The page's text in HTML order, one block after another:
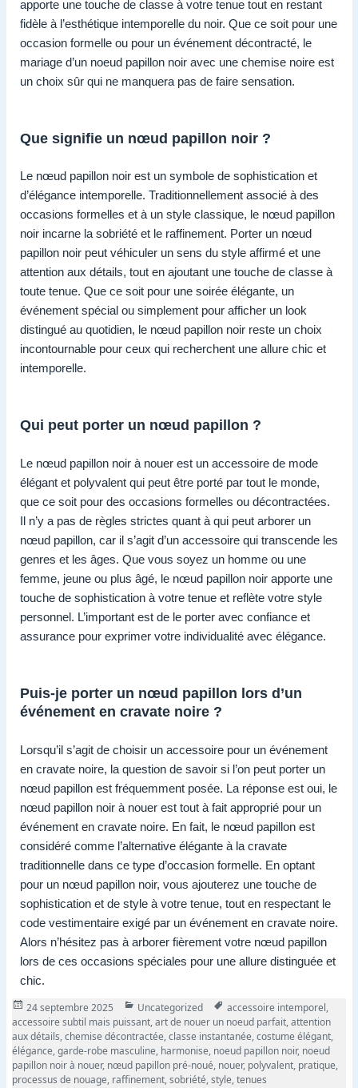
apporte une touche de classe à votre tenue tout en restant
fidèle à l’esthétique intemporelle du noir. Que ce soit pour une
occasion formelle ou pour un événement décontracté, le
mariage d’un noeud papillon noir avec une chemise noire est
un choix sûr qui ne manquera pas de faire sensation.
Que signifie un nœud papillon noir ?
Le nœud papillon noir est un symbole de sophistication et
d’élégance intemporelle. Traditionnellement associé à des
occasions formelles et à un style classique, le nœud papillon
noir incarne la sobriété et le raffinement. Porter un nœud
papillon noir peut véhiculer un sens du style affirmé et une
attention aux détails, tout en ajoutant une touche de classe à
toute tenue. Que ce soit pour une soirée élégante, un
événement spécial ou simplement pour afficher un look
distingué au quotidien, le nœud papillon noir reste un choix
incontournable pour ceux qui recherchent une allure chic et
intemporelle.
Qui peut porter un nœud papillon ?
Le nœud papillon noir à nouer est un accessoire de mode
élégant et polyvalent qui peut être porté par tout le monde,
que ce soit pour des occasions formelles ou décontractées.
Il n’y a pas de règles strictes quant à qui peut arborer un
nœud papillon, car il s’agit d’un accessoire qui transcende les
genres et les âges. Que vous soyez un homme ou une
femme, jeune ou plus âgé, le nœud papillon noir apporte une
touche de sophistication à votre tenue et reflète votre style
personnel. L’important est de le porter avec confiance et
assurance pour exprimer votre individualité avec élégance.
Puis-je porter un nœud papillon lors d’un
événement en cravate noire ?
Lorsqu’il s’agit de choisir un accessoire pour un événement
en cravate noire, la question de savoir si l’on peut porter un
nœud papillon est fréquemment posée. La réponse est oui, le
nœud papillon noir à nouer est tout à fait approprié pour un
événement en cravate noire. En fait, le nœud papillon est
considéré comme l’alternative élégante à la cravate
traditionnelle dans ce type d’occasion formelle. En optant
pour un nœud papillon noir, vous ajouterez une touche de
sophistication et de style à votre tenue, tout en respectant le
code vestimentaire exigé par un événement en cravate noire.
Alors n’hésitez pas à arborer fièrement votre nœud papillon
lors de ces occasions spéciales pour une allure distinguée et
chic.
Publié
le
24 septembre 2025 Catégories
Uncategorized Tags
accessoire intemporel,
accessoire subtil mais puissant,art de nouer un noeud parfait,attention
aux détails,chemise décontractée,classe instantanée,costume élégant,
élégance,garde-robe masculine, harmonise, noeud papillon noir, noeud
papillon noir à nouer, nœud papillon pré-noué, nouer, polyvalent, pratique,
processus de nouage, raffinement,sobriété,style,tenues